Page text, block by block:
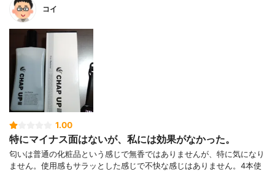
コイ
1.00
特にマイナス面はないが、私には効果がなかった。
匂いは普通の化粧品という感じで無香ではありませんが、特に気になり
ません。使用感もサラッとした感じで不快な感じはありません。4本使